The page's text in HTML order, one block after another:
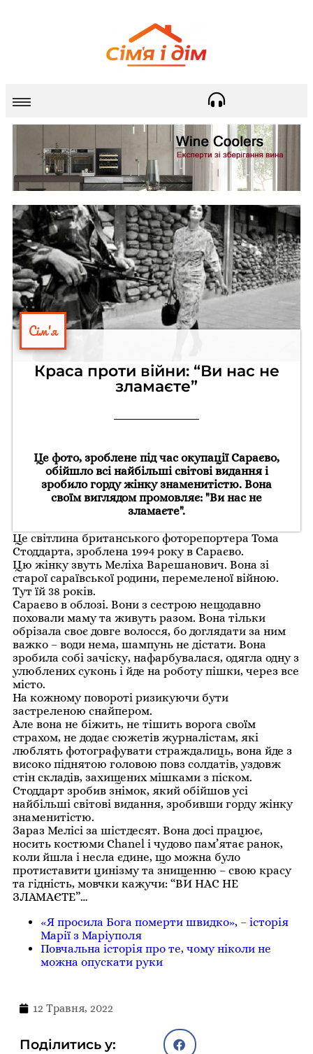
Сім'я
Краса проти війни: “Ви нас не
зламаєте”
Це фото, зроблене під час окупації Сараєво,
обійшло всі найбільші світові видання і
зробило горду жінку знаменитістю. Вона
своїм виглядом промовляє: "Ви нас не
зламаєте".
Це світлина британського фоторепортера Тома
Стоддарта, зроблена 1994 року в Сараєво.
Цю жінку звуть Меліха Варешанович. Вона зі
старої сараївської родини, перемеленої війною.
Тут їй 38 років.
Сараєво в облозі. Вони з сестрою нещодавно
поховали маму та живуть разом. Вона тільки
обрізала своє довге волосся, бо доглядати за ним
важко – води нема, шампунь не дістати. Вона
зробила собі зачіску, нафарбувалася, одягла одну з
улюблених суконь і йде на роботу пішки, через все
місто.
На кожному повороті ризикуючи бути
застреленою снайпером.
Але вона не біжить, не тішить ворога своїм
страхом, не додає сюжетів журналістам, які
люблять фотографувати страждалиць, вона йде з
високо піднятою головою повз солдатів, уздовж
стін складів, захищених мішками з піском.
Стоддарт зробив знімок, який обійшов усі
найбільші світові видання, зробивши горду жінку
знаменитістю.
Зараз Мелісі за шістдесят. Вона досі працює,
носить костюми Chanel і чудово пам’ятає ранок,
коли йшла і несла єдине, що можна було
протиставити цинізму та знищенню – свою красу
та гідність, мовчки кажучи: “ВИ НАС НЕ
ЗЛАМАЄТЕ”…
«Я просила Бога померти швидко», – історія
Марії з Маріуполя
Повчальна історія про те, чому ніколи не
можна опускати руки
12 Травня, 2022
Поділитись у: